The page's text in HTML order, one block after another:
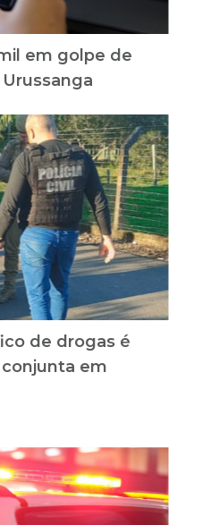
em golpe de
de drogas é
em